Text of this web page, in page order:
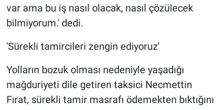
var ama bu iş nasıl olacak, nasıl çözülecek
bilmiyorum.' dedi.
'Sürekli tamircileri zengin ediyoruz'
Yolların bozuk olması nedeniyle yaşadığı
mağduriyeti dile getiren taksici Necmettin
Fırat, sürekli tamir masrafı ödemekten bıktığını